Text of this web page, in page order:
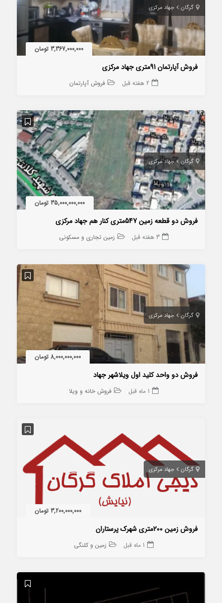
گرگان جهاد مرکزی
3,367,000,000 تومان
فروش آپارتمان 91متری جهاد مرکزی
2 هفته قبل فروش آپارتمان
گرگان جهاد مرکزی
35,000,000,000 تومان
فروش دو قطعه زمین 547متری کنار هم جهاد مرکزی
3 هفته قبل زمین تجاری و مسکونی
گرگان جهاد مرکزی
8,000,000,000 تومان
فروش دو واحد کلید اول ویلاشهر جهاد
1 ماه قبل فروش خانه و ویلا
گرگان جهاد مرکزی
3,200,000,000 تومان
فروش زمین 200متری شهرک پرستاران
1 ماه قبل زمین و کلنگی